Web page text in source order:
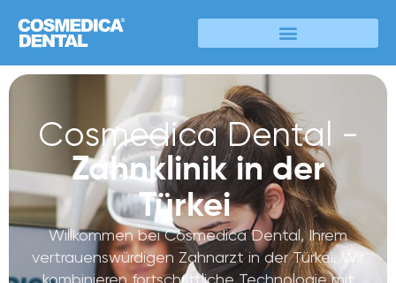
Cosmedica Dental -
Zahnklinik in der
Türkei
Willkommen bei Cosmedica Dental, Ihrem
vertrauenswürdigen Zahnarzt in der Türkei. Wir
kombinieren fortschrittliche Technologie mit